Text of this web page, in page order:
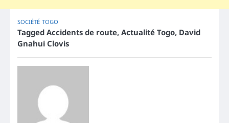
SOCIÉTÉ TOGO
Tagged Accidents de route, Actualité Togo, David
Gnahui Clovis